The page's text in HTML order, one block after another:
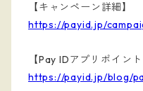
【キャンペーン詳細】
https://payid.jp/
【Pay IDアプリポイン
https://payid.jp/blog/